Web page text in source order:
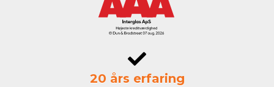
20 års erfaring